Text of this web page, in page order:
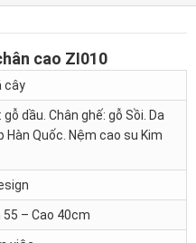
cao ZI010
cây
dầu. Chân ghế: gỗ Sồi. Da
Hàn Quốc. Nệm cao su Kim
– Cao 40cm